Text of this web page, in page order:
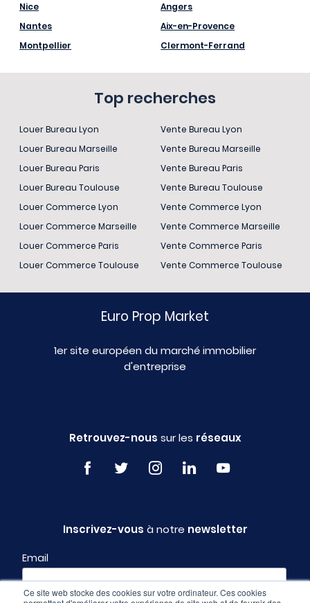
Ce site web stocke des cookies sur votre ordinateur. Ces cookies
Nice
Nantes
Montpellier
Angers
Aix-en-Provence
Clermont-Ferrand
Top recherches
Louer Bureau Lyon
Louer Bureau Marseille
Louer Bureau Paris
Louer Bureau Toulouse
Louer Commerce Lyon
Louer Commerce Marseille
Louer Commerce Paris
Louer Commerce Toulouse
Vente Bureau Lyon
Vente Bureau Marseille
Vente Bureau Paris
Vente Bureau Toulouse
Vente Commerce Lyon
Vente Commerce Marseille
Vente Commerce Paris
Vente Commerce Toulouse
Euro Prop Market
1er site européen du marché immobilier
d'entreprise
Retrouvez-nous sur les réseaux
Inscrivez-vous à notre newsletter
Email